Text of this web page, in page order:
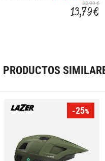
22,99 €
13,79 €
PRODUCTOS
-25%